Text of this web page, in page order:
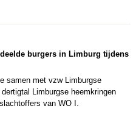
burgers in Limburg tijdens
samen met vzw Limburgse
Limburgse heemkringen
van WO I.